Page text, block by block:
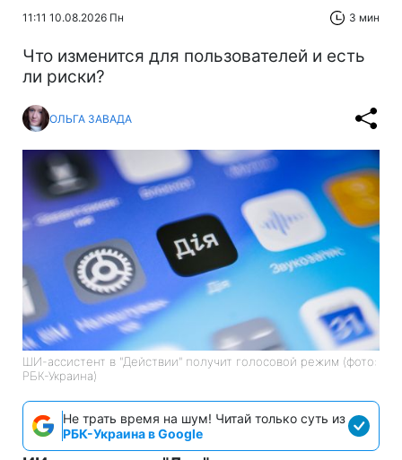
11:11 10.08.2026 Пн 3 мин
Что изменится для пользователей и есть
ли риски?
ОЛЬГА ЗАВАДА
ШИ-ассистент в "Действии" получит голосовой режим (фото:
РБК-Украина)
Не трать время на шум! Читай только суть из
РБК-Украина в Google